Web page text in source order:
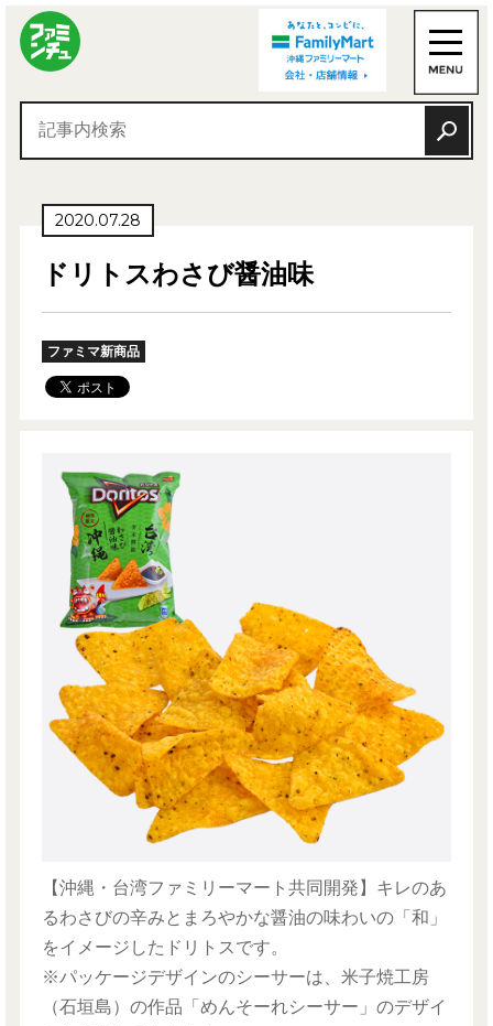
2020.07.28
ドリトスわさび醤油味
ファミマ新商品
【沖縄・台湾ファミリーマート共同開発】キレのあ
るわさびの辛みとまろやかな醤油の味わいの「和」
をイメージしたドリトスです。
※パッケージデザインのシーサーは、米子焼工房
（石垣島）の作品「めんそーれシーサー」のデザイ